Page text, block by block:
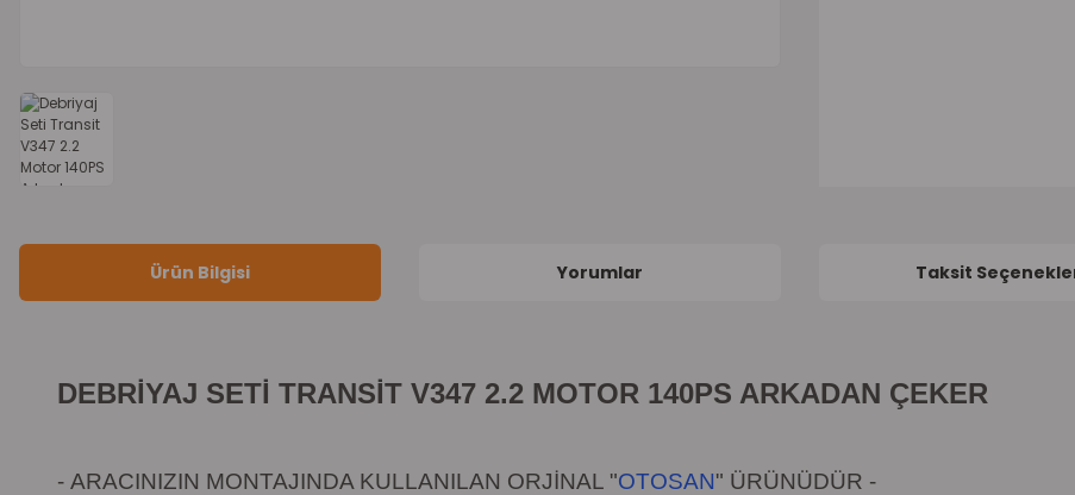
Ürün Bilgisi Yorumlar Taksit
DEBRİYAJ SETİ TRANSİT V347 2.2 MOTOR 140PS ARKADAN ÇEKER
- ARACINIZIN MONTAJINDA KULLANILAN ORJİNAL "OTOSAN" ÜRÜNÜDÜR -